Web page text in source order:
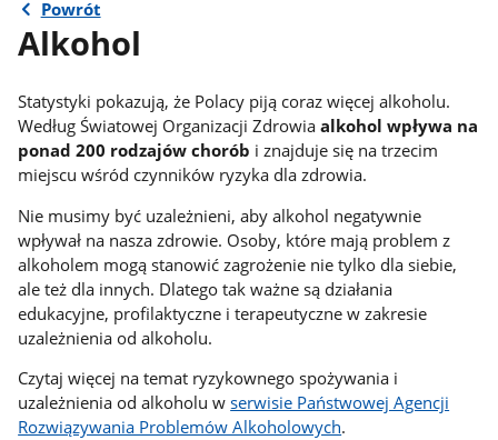
Powrót
Alkohol
Statystyki pokazują, że Polacy piją coraz więcej alkoholu.
Według Światowej Organizacji Zdrowiaalkohol wpływa na
ponad 200 rodzajów chorób i znajduje się na trzecim
miejscu wśród czynników ryzyka dla zdrowia.
Nie musimy być uzależnieni, aby alkohol negatywnie
wpływał na nasza zdrowie. Osoby, które mają problem z
alkoholem mogą stanowić zagrożenie nie tylko dla siebie,
ale też dla innych. Dlatego tak ważne są działania
edukacyjne, profilaktyczne i terapeutyczne w zakresie
uzależnienia od alkoholu.
Czytaj więcej na temat ryzykownego spożywania i
uzależnienia od alkoholu wserwisie Państwowej Agencji
Rozwiązywania Problemów Alkoholowych.